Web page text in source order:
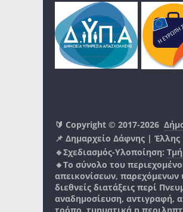
🔰 Copyright © 2017-2026
📌 Δημαρχείο Δάφνης | Έλλης
🔹Σχεδιασμός-Υλοποίηση:
🔸Το σύνολο του
απεικονίσεων, παρεχόμενων
διεθνείς διατάξεις περί
αναδημοσίευση, αντιγραφή,